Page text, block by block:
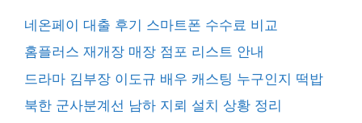
네온페이 대출 후기 스마트폰 수수료 비교
홈플러스 재개장 매장 점포 리스트 안내
드라마 김부장 이도규 배우 캐스팅 누구인지 떡밥
북한 군사분계선 남하 지뢰 설치 상황 정리